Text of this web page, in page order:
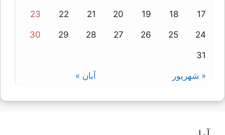
« شهریور آبان »
17
18
19
20
21
22
23
24
25
26
27
28
29
30
31